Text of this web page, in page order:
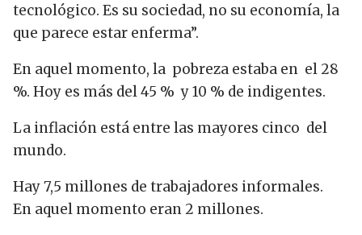
tecnológico. Es su sociedad, no su economía, la
que parece estar enferma”.
En aquel momento, la pobreza estaba en el 28
%. Hoy es más del 45 % y 10 % de indigentes.
La inflación está entre las mayores cinco del
mundo.
Hay 7,5 millones de trabajadores informales.
En aquel momento eran 2 millones.